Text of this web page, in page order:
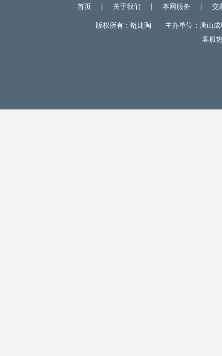
首页 | 关于我们 | 本网服务 |
交
版权所有：链建陶 主办单位：唐山
客服